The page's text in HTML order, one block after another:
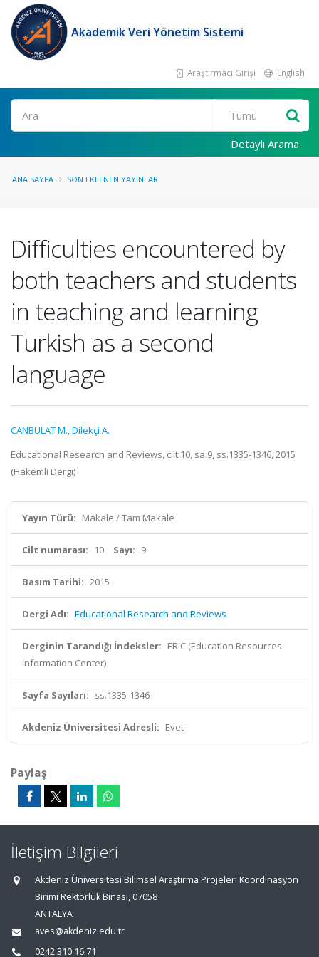
Akademik Veri Yönetim Sistemi
Araştırmacı Girişi English
Ara
Detaylı Arama
ANA SAYFA SON EKLENEN YAYINLAR
Difficulties encountered by
both teachers and students
in teaching and learning
Turkish as a second
language
CANBULAT M.,Dilekçi A.
Educational Research and Reviews, cilt.10, sa.9, ss.1335-1346, 2015
(Hakemli Dergi)
Yayın Türü: Makale / Tam Makale
Cilt numarası: 10 Sayı: 9
Basım Tarihi: 2015
Dergi Adı: Educational Research and Reviews
Derginin Tarandığı İndeksler: ERIC (Education Resources
Information Center)
Sayfa Sayıları: ss.1335-1346
Akdeniz Üniversitesi Adresli: Evet
Paylaş
İletişim Bilgileri
Akdeniz Üniversitesi Bilimsel Araştırma Projeleri Koordinasyon
Birimi Rektörlük Binası, 07058
ANTALYA
aves@akdeniz.edu.tr
0242 310 16 71